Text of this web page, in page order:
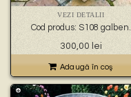
VEZI DETALII
Cod produs: S108 galben.
300,00 lei
Adaugă în coş